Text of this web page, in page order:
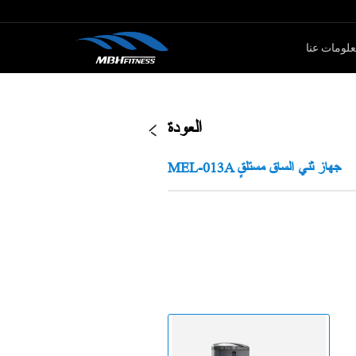
عنا
العودة
MEL-013A جهاز ثني الساق مستلقٍ